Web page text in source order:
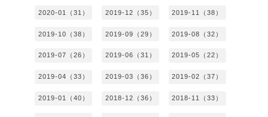
2020-01（31） 2019-12（35） 2019-11（38）
2019-10（38） 2019-09（29） 2019-08（32）
2019-07（26） 2019-06（31） 2019-05（22）
2019-04（33） 2019-03（36） 2019-02（37）
2019-01（40） 2018-12（36） 2018-11（33）